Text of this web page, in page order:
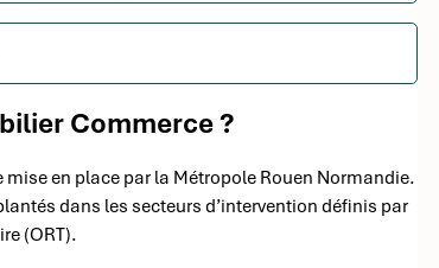
Commerce ?
en place par la Métropole Rouen Normandie.
dans les secteurs d’intervention définis par
(ORT).